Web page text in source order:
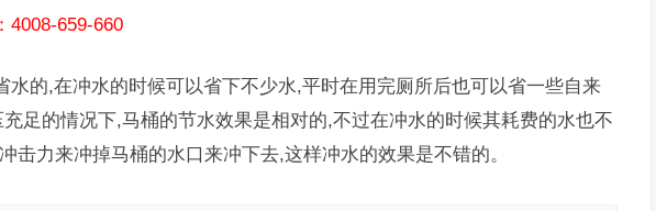
4008-659-660
水的,在冲水的时候可以省下不少水,平时在用完厕所后也可以省一些自来
足的情况下,马桶的节水效果是相对的,不过在冲水的时候其耗费的水也不
击力来冲掉马桶的水口来冲下去,这样冲水的效果是不错的。